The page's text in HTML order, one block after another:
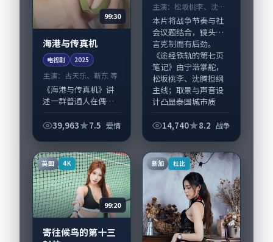
99:30
海港与传真机
电视剧 2025
主演： 古天乐、靳东 等
《海港与传真机》讲
述一群普通人在偶然
轨迹的故事，爱情类
小帅擅长留白叙事，
古天乐、靳东的情感...
39,963 7.5 爱情
主演：松坂桃李、沈腾
等
本片将战争节奏与社
会议题结合，镜头语
言克制而有后劲。
《途经铁轨的第七页
笔记》由宁浩掌舵，
松坂桃李、沈腾担纲
主线；取景与声音设
计凸显泰国城市质
14,740
8.2 战争
英国 4K
99:20
寄往候鸟的第十三
新加 杜比